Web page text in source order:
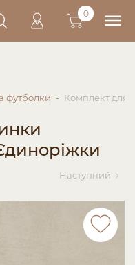
0
футболки Комплект для
Наступний